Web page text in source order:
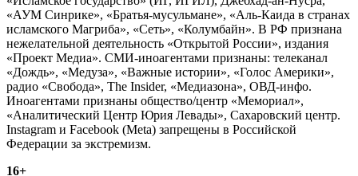
«АУМ Синрике», «Братья-мусульмане», «Аль-Каида в странах
исламского Магриба», «Сеть», «Колумбайн». В РФ признана
нежелательной деятельность «Открытой России», издания
«Проект Медиа». СМИ-иноагентами признаны: телеканал
«Дождь», «Медуза», «Важные истории», «Голос Америки»,
радио «Свобода», The Insider, «Медиазона», ОВД-инфо.
Иноагентами признаны общество/центр «Мемориал»,
«Аналитический Центр Юрия Левады», Сахаровский центр.
Instagram и Facebook (Metа) запрещены в Российской
Федерации за экстремизм.
16+